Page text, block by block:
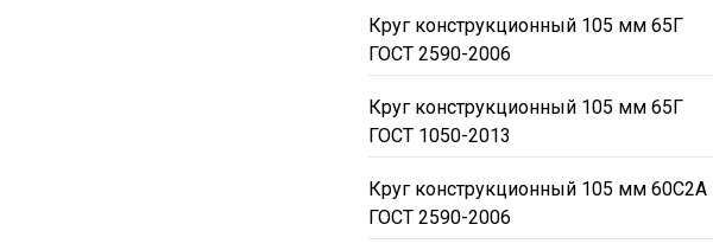
Круг конструкционный 105 мм 65Г
ГОСТ 2590-2006
Круг конструкционный 105 мм 65Г
ГОСТ 1050-2013
Круг конструкционный 105 мм 60С2А
ГОСТ 2590-2006